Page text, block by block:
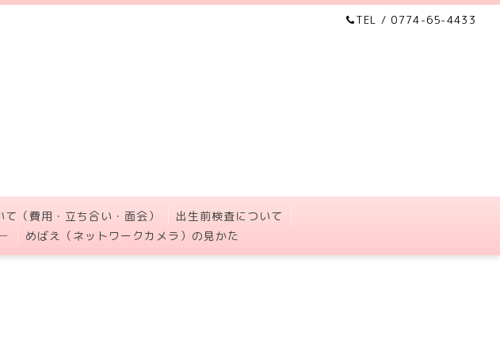
TEL / 0774-65-4433
（費用・立ち合い・面会）
出生前検査について
めばえ（ネットワークカメラ）の見かた